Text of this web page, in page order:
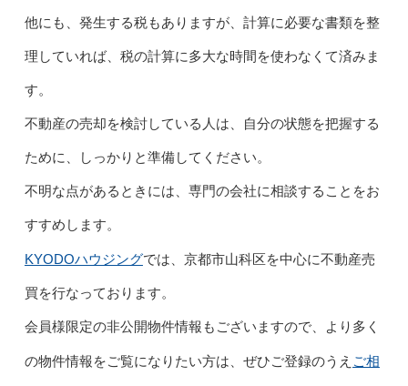
他にも、発生する税もありますが、計算に必要な書類を整
理していれば、税の計算に多大な時間を使わなくて済みま
す。
不動産の売却を検討している人は、自分の状態を把握する
ために、しっかりと準備してください。
不明な点があるときには、専門の会社に相談することをお
すすめします。
KYODOハウジングでは、京都市山科区を中心に不動産売
買を行なっております。
会員様限定の非公開物件情報もございますので、より多く
の物件情報をご覧になりたい方は、ぜひご登録のうえ ご相